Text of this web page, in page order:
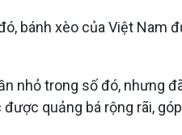
bánh xèo của Việt Nam
nhỏ trong số đó, nhưng
quảng bá rộng rãi,